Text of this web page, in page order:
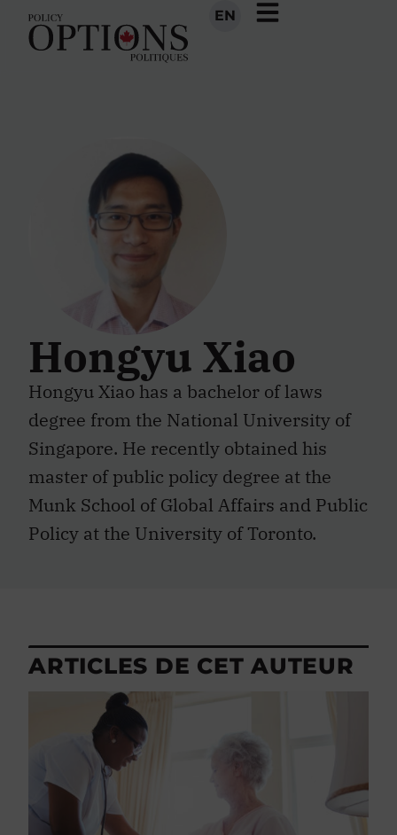
EN
Hongyu Xiao
Hongyu Xiao has a bachelor of laws
degree from the National University of
Singapore. He recently obtained his
master of public policy degree at the
Munk School of Global Affairs and Public
Policy at the University of Toronto.
ARTICLES DE CET AUTEUR